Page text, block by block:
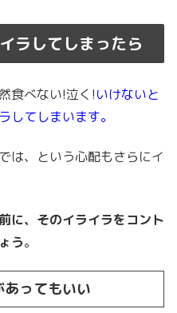
ラしてしまったら
食べない!泣く!いけないと
してしまいます。
は、という心配もさらにイ
に、そのイライラをコント
う。
ってもいい